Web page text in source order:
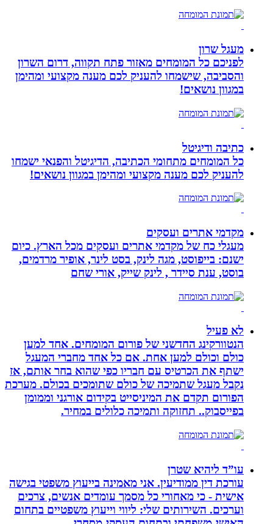
מעגל שרון
לפניכם כל המומחים מאזור פתח תקווה, דרום השרון
והסביבה, שישמחו להעניק לכם מענה מקצועי ומהימן
במגוון נושאים!
כתיבה ודיגיטל
כל המומחים מתחומי הכתיבה, הדיגיטל והפנאי ישמחו
להעניק לכם מענה מקצועי ומהימן במגוון נושאים!
מקדמי אתרים ועסקים
מעגלי כח של מקדמי אתרים ועסקים מכל הארץ. כיום
ישנם: בייפוסט, מגה לינק, בסט לינר, אופיר מרדמים,
בוסט, ענת סיידר , לינק שייק, אורי שחם
לא פעיל
הנטוורקינג החדשני של פורום המומחים. אחד למען
כולם וכולם למען אחת. אם כל אחד מחברי המעגל
ישתף את הכרטיס עם חבריו כפי שהוא בחר אותם, אז
נקבל מעגל שתמיכה של כולם שתומכים בכולם. מערכת
הפורום תקדם את המיניסייט בקידום אורגני וממומן
בפייסבוק.. תחזוקה ותמיכה כלולים במחיר.
עו”ד ליהיא שטרן
עורכת דין ממודיעין. אני מאמינה בייעוץ משפטי בגישה
אישית - כי מאחורי כל מסמך עומדים אנשים, צרכים
וערכים. השירותים שלי: ליווי וייעוץ משפטיים בתחום